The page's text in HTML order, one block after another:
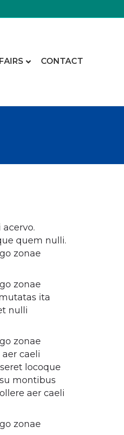
CONTACT
quem nulli.
zonae
zonae
ita
nulli
zonae
caeli
locoque
montibus
aer caeli
zonae